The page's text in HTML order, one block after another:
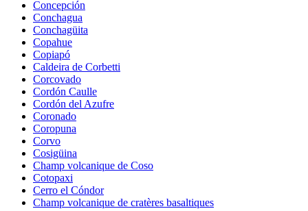
Concepción
Conchagua
Conchagüita
Copahue
Copiapó
Caldeira de Corbetti
Corcovado
Cordón Caulle
Cordón del Azufre
Coronado
Coropuna
Corvo
Cosigüina
Champ volcanique de Coso
Cotopaxi
Cerro el Cóndor
Champ volcanique de cratères basaltiques